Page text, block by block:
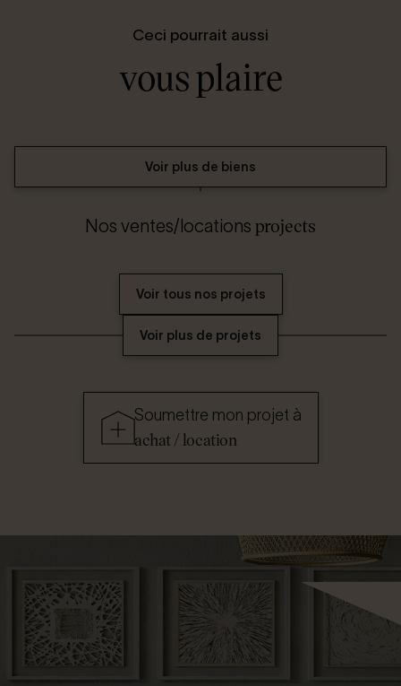
Ceci pourrait aussi
vous plaire
Voir plus de biens
Nos ventes/locations projects
Voir tous nos projets
Voir plus de projets
Soumettre mon projet à
achat / location